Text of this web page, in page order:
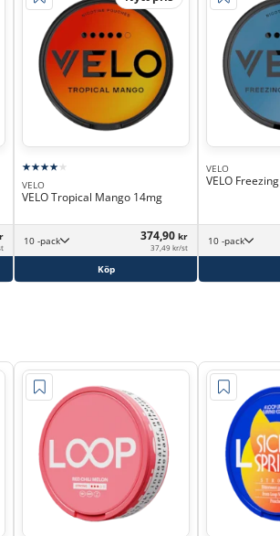
VELO
VELO Tropical Mango 14mg
10 -pack 374,90 kr
37,49 kr/st
Köp
VELO
VELO
10 -pack